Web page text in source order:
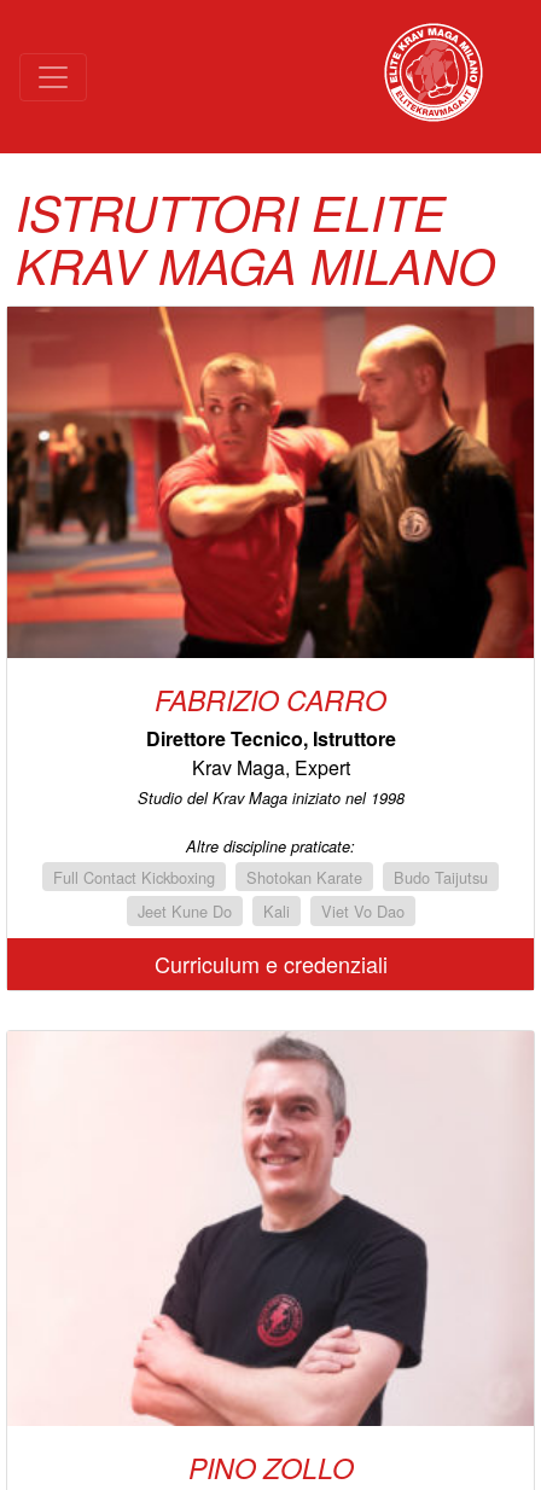
ISTRUTTORI ELITE
KRAV MAGA MILANO
FABRIZIO CARRO
Direttore Tecnico, Istruttore
Krav Maga, Expert
Studio del Krav Maga iniziato nel 1998
Altre discipline praticate:
Full Contact Kickboxing Shotokan Karate
Budo Taijutsu
Jeet Kune Do
Kali Viet Vo Dao
Curriculum e credenziali
PINO ZOLLO